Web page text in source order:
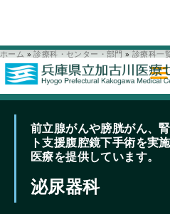
ホーム » 診療科・センター・部門 » 診療科一
前立腺がんや膀胱がん、
ト支援腹腔鏡下手術を実
医療を提供しています。
泌尿器科